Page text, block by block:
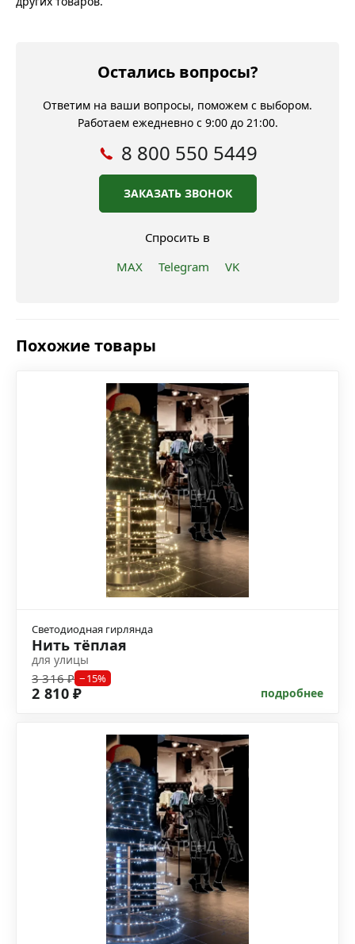
Остались вопросы?
Ответим на ваши вопросы, поможем с выбором.
Работаем ежедневно с 9:00 до 21:00.
8 800 550 5449
ЗАКАЗАТЬ ЗВОНОК
Спросить в
MAX
Telegram VK
Похожие товары
Светодиодная гирлянда
Нить тёплая
для улицы
3 316 ₽ −15%
2 810 ₽ подробнее